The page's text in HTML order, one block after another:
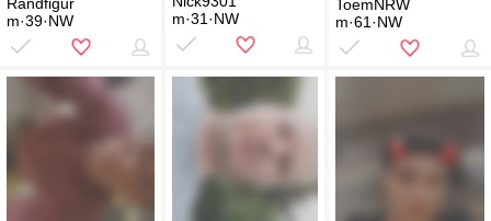
Randfigur
m·39·NW
m·31·NW
ToemNRW
m·61·NW